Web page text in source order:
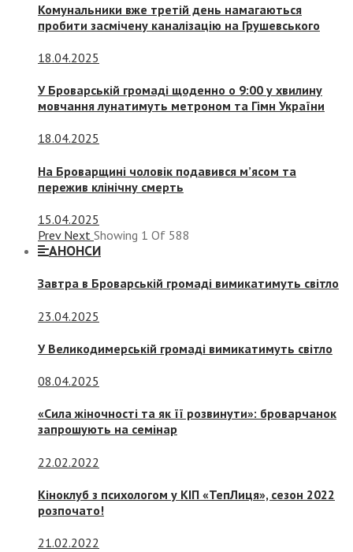
Комунальники вже третій день намагаються
пробити засмічену каналізацію на Грушевського
18.04.2025
У Броварській громаді щоденно о 9:00 у хвилину
мовчання лунатимуть метроном та Гімн України
18.04.2025
На Броварщині чоловік подавився м’ясом та
пережив клінічну смерть
15.04.2025
Prev Next Showing 1 Of 588
АНОНСИ
Завтра в Броварській громаді вимикатимуть світло
23.04.2025
У Великодимерській громаді вимикатимуть світло
08.04.2025
«Сила жіночності та як її розвинути»: броварчанок
запрошують на семінар
22.02.2022
Кіноклуб з психологом у КІП «ТепЛиця», сезон 2022
розпочато!
21.02.2022